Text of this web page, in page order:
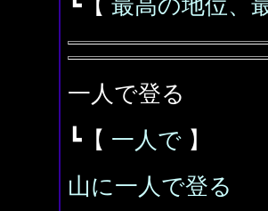
┗【 最高の地位、
一人で登る
┗【 一人で 】
山に一人で登る